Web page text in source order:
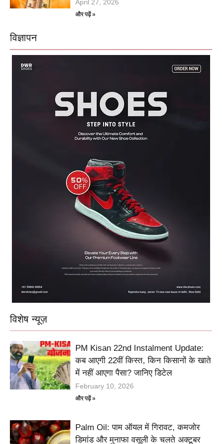
April 27, 2026
और पढ़ें »
विज्ञापन
विशेष न्यूज़
PM Kisan 22nd Instalment Update:
कब आएगी 22वीं किस्त, किन किसानों के खाते
में नहीं आएगा पैसा? जानिए डिटेल
February 10, 2026
और पढ़ें »
Palm Oil: पाम ऑयल में गिरावट, कमजोर
डिमांड और मुनाफा वसूली के चलते अक्टूबर